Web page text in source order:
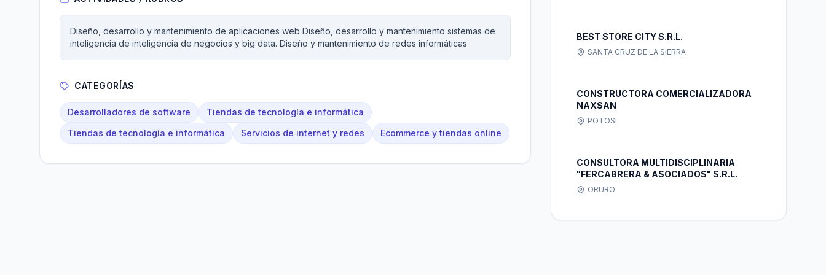
Diseño, desarrollo y mantenimiento de aplicaciones web Diseño, desarrollo y mantenimiento sistemas de
inteligencia de inteligencia de negocios y big data. Diseño y mantenimiento de redes informáticas
CATEGORÍAS
Desarrolladores de software
Tiendas de tecnología e informática
Tiendas de tecnología e informática
Servicios de internet y redes Ecommerce y tiendas online
BEST STORE CITY S.R.L.
SANTA CRUZ DE LA SIERRA
CONSTRUCTORA COMERCIALIZADORA
NAXSAN
POTOSI
CONSULTORA MULTIDISCIPLINARIA
"FERCABRERA & ASOCIADOS" S.R.L.
ORURO